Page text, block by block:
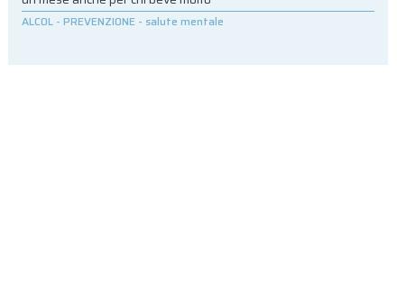
ALCOL- PREVENZIONE - salute mentale